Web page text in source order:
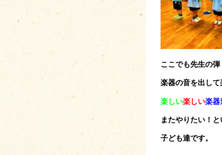
ここでも先生の
楽器の音を出し
楽しい楽しい楽器
またやりたい！
子ども達です。